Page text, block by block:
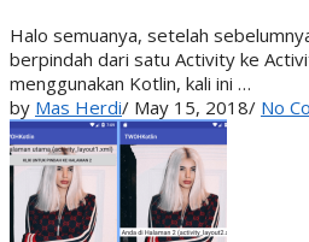
Halo semuanya, setelah
berpindah dari satu Activity ke
menggunakan Kotlin, kali ini …
by Mas Herdi/ May 15, 2018/ No